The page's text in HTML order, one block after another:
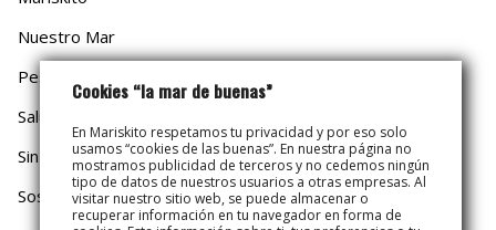
Nuestro Mar
Pesca y Mar
Salud y Dieta
Sin categoría
Sostenibilidad
Cookies “la mar de buenas”
En Mariskito respetamos tu privacidad y por eso solo
usamos “cookies de las buenas”. En nuestra página no
mostramos publicidad de terceros y no cedemos ningún
tipo de datos de nuestros usuarios a otras empresas. Al
visitar nuestro sitio web, se puede almacenar o
recuperar información en tu navegador en forma de